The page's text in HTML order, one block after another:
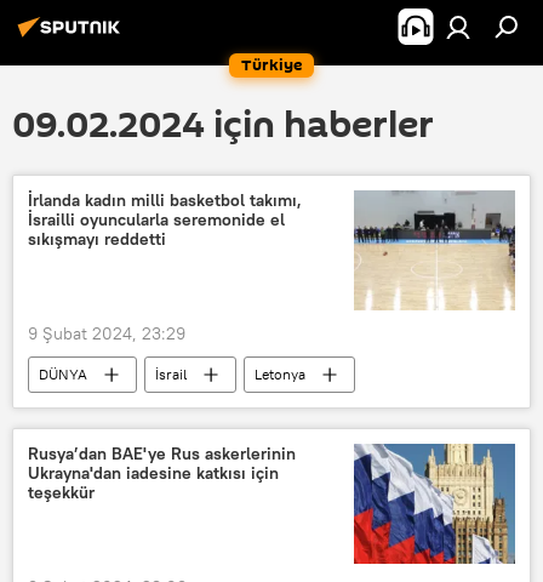
Türkiye
09.02.2024 için haberler
İrlanda kadın milli basketbol takımı,
İsrailli oyuncularla seremonide el
sıkışmayı reddetti
9 Şubat 2024, 23:29
DÜNYA İsrail
Letonya
İrlanda
Soykırım
Rusya’dan BAE'ye Rus askerlerinin
Ukrayna'dan iadesine katkısı için
teşekkür